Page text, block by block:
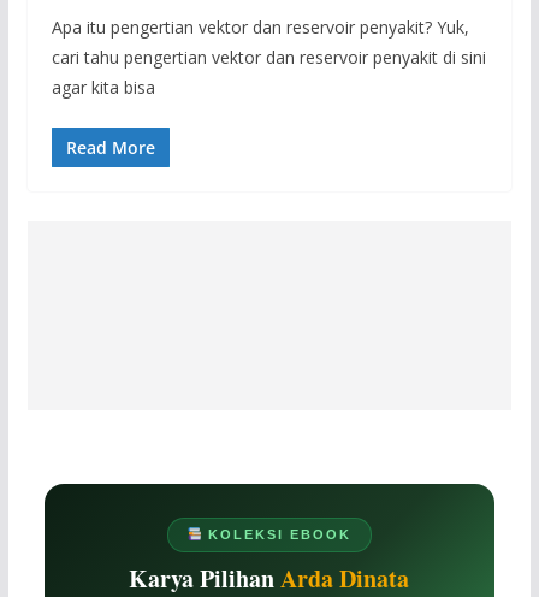
Apa itu pengertian vektor dan reservoir penyakit? Yuk,
cari tahu pengertian vektor dan reservoir penyakit di sini
agar kita bisa
Read More
KOLEKSI EBOOK
Karya PilihanArda Dinata